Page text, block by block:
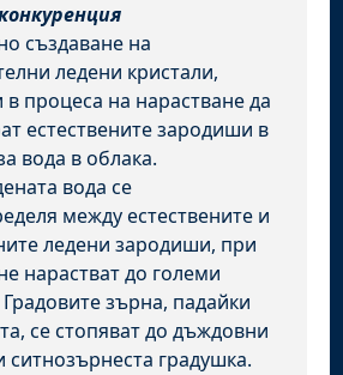
създаване на
ледени кристали,
процеса на нарастване да
естествените зародиши в
вода в облака.
вода се
между естествените и
ледени зародиши, при
нарастват до големи
зърна, падайки
се стопяват до дъждовни
ситнозърнеста градушка.